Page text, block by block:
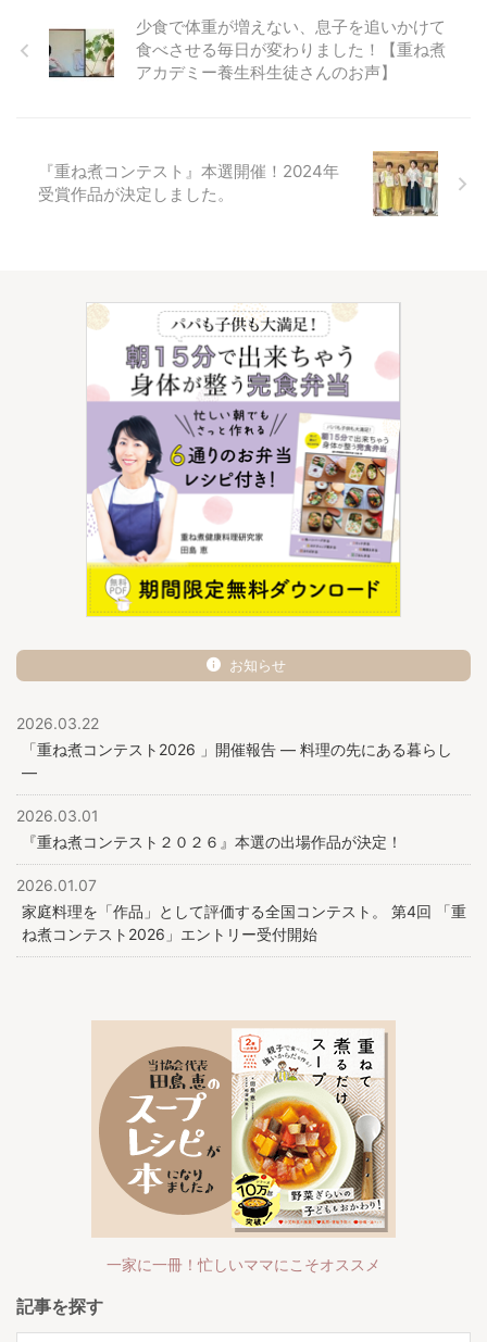
少食で体重が増えない、息子を追いかけて
食べさせる毎日が変わりました！【重ね煮
アカデミー養生科生徒さんのお声】
『重ね煮コンテスト』本選開催！2024年
受賞作品が決定しました。
お知らせ
2026.03.22
「重ね煮コンテスト2026 」開催報告 ― 料理の先にある暮らし
―
2026.03.01
『重ね煮コンテスト２０２６』本選の出場作品が決定！
2026.01.07
家庭料理を「作品」として評価する全国コンテスト。 第4回 「重
ね煮コンテスト2026」エントリー受付開始
一家に一冊！忙しいママにこそオススメ
記事を探す